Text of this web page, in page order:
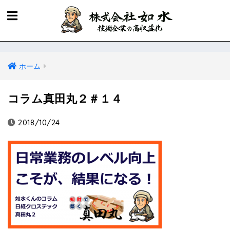
ホーム
コラム真田丸２＃１４
2018/10/24